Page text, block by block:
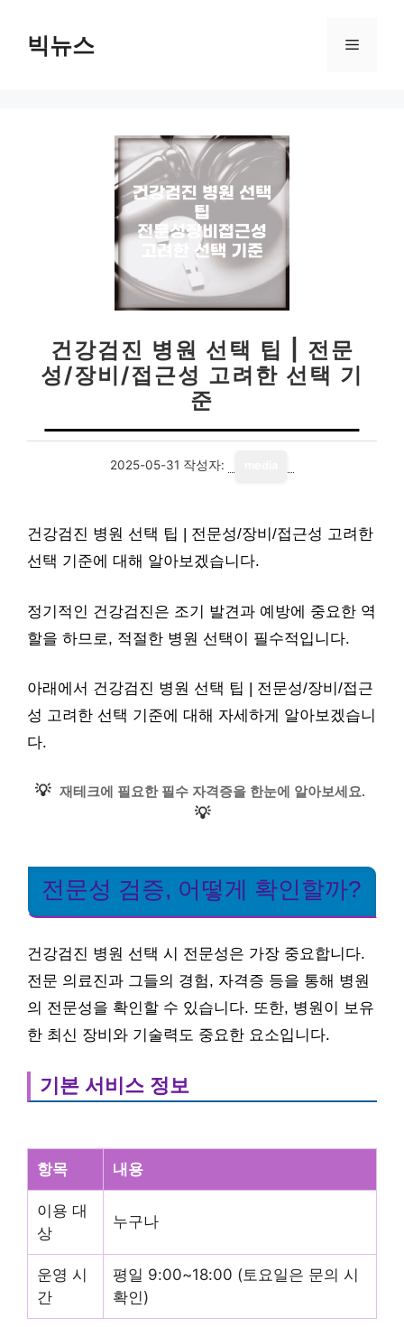
빅뉴스 메
건강검진 병원 선택 팁 | 전문
성/장비/접근성 고려한 선택 기
준
2025-05-31 작성자:
건강검진 병원 선택 팁 | 전문성/장비/접근성 고려한
선택 기준에 대해 알아보겠습니다.
정기적인 건강검진은 조기 발견과 예방에 중요한 역
할을 하므로, 적절한 병원 선택이 필수적입니다.
아래에서 건강검진 병원 선택 팁 | 전문성/장비/접근
성 고려한 선택 기준에 대해 자세하게 알아보겠습니
다.
💡 재테크에 필요한 필수 자격증을 한눈에 알아보세요.
💡
전문성 검증, 어떻게 확인할까?
건강검진 병원 선택 시 전문성은 가장 중요합니다.
전문 의료진과 그들의 경험, 자격증 등을 통해 병원
의 전문성을 확인할 수 있습니다. 또한, 병원이 보유
한 최신 장비와 기술력도 중요한 요소입니다.
기본 서비스 정보
항목 내용
이용 대
상
누구나
운영 시
간
평일 9:00~18:00 (토요일은 문의 시
확인)